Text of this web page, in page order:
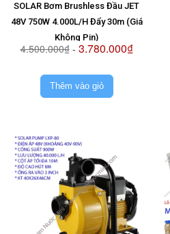
SOLAR Bơm Brushless Đầu JET
48V 750W 4.000L/H Đẩy 30m (Giá
Không Pin)
4.500.000₫- 3.780.000₫
Thêm vào giỏ